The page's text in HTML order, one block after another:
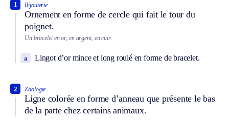
Bijouterie.
Ornement en forme de cercle qui fait le tour du
poignet.
1
Un bracelet en or, en argent, en cuir.
Lingot d’or mince et long roulé en forme de bracelet.
a
Zoologie.
Ligne colorée en forme d’anneau que présente le bas
de la patte chez certains animaux.
2